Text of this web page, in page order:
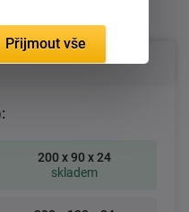
200 x 90 x 24
skladem
Přijmout vše